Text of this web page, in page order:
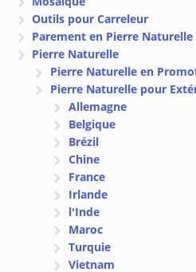
Outils pour Carreleur
Parement en Pierre Naturelle
Pierre Naturelle
Pierre Naturelle en
Pierre Naturelle pour
Allemagne
Belgique
Brézil
Chine
France
Irlande
l'Inde
Maroc
Turquie
Vietnam